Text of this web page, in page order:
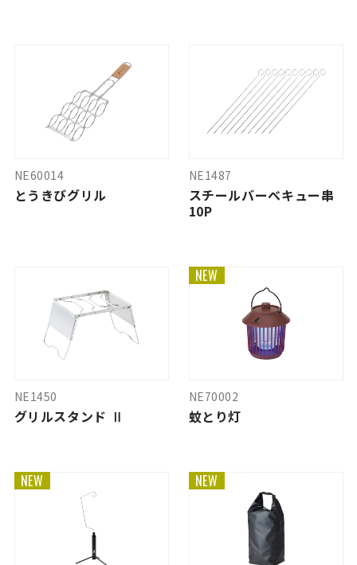
NE60014
とうきびグリル
NE1487
スチールバーベキュー串
10P
NE1450
グリルスタンド Ⅱ
NEW
NE70002
蚊とり灯
NEW NEW